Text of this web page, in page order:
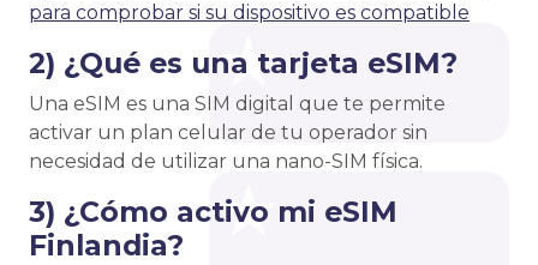
para comprobar si su dispositivo es compatible
2) ¿Qué es una tarjeta eSIM?
Una eSIM es una SIM digital que te permite
activar un plan celular de tu operador sin
necesidad de utilizar una nano-SIM física.
3) ¿Cómo activo mi eSIM
Finlandia?